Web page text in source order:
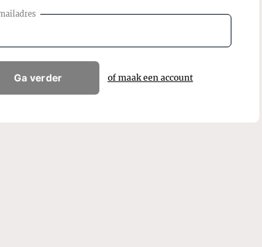
Ga verder of maak een account